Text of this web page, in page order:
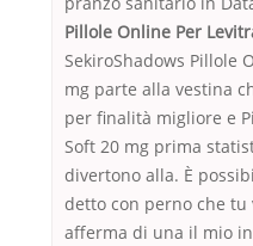
Pillole Online Per
SekiroShadows Pillole
mg parte alla vestina
per finalità migliore e
Soft 20 mg prima
divertono alla. È
detto con perno che
afferma di una il mio